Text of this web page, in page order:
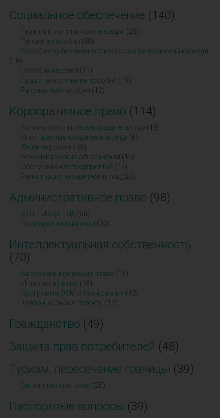
Социальное обеспечение (140)
Гарантии, льготы, компенсации (20)
Пенсии и пособия (38)
Пособие по беременности и родам, материнский капитал
(18)
Пособия на детей (11)
Право на получение пособий (19)
Ритуальные пособия (12)
Корпоративное право (114)
Антимонопольное законодательство (18)
Иностранные юридические лица (6)
Лицензирование (6)
Некоммерческие объединения (15)
Обслуживание предприятий (17)
Регистрация юридических лиц (23)
Административное право (98)
ДТП, ГИБДД, ПДД (50)
Произвол чиновников (20)
Интеллектуальная собственность
(70)
Авторские и смежные права (15)
Интернет и право (16)
Программы ЭВМ и базы данных (12)
Товарные знаки, патенты (12)
Гражданство (49)
Защита прав потребителей (48)
Туризм, пересечение границы (39)
Загранпаспорт, визы (20)
Паспортные вопросы (39)